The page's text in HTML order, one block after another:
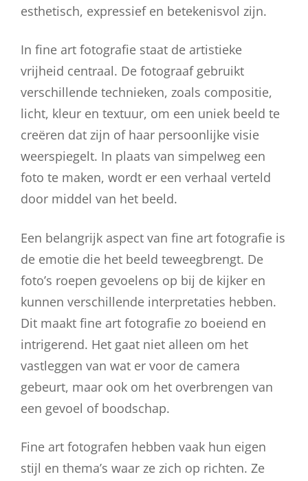
esthetisch, expressief en betekenisvol zijn.
In fine art fotografie staat de artistieke
vrijheid centraal. De fotograaf gebruikt
verschillende technieken, zoals compositie,
licht, kleur en textuur, om een uniek beeld te
creëren dat zijn of haar persoonlijke visie
weerspiegelt. In plaats van simpelweg een
foto te maken, wordt er een verhaal verteld
door middel van het beeld.
Een belangrijk aspect van fine art fotografie is
de emotie die het beeld teweegbrengt. De
foto’s roepen gevoelens op bij de kijker en
kunnen verschillende interpretaties hebben.
Dit maakt fine art fotografie zo boeiend en
intrigerend. Het gaat niet alleen om het
vastleggen van wat er voor de camera
gebeurt, maar ook om het overbrengen van
een gevoel of boodschap.
Fine art fotografen hebben vaak hun eigen
stijl en thema’s waar ze zich op richten. Ze